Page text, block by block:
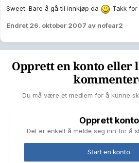
Sweet. Bare å gå til innkjøp da Takk
Endret 26. oktober 2007 av nofear2
Opprett en konto eller
Du må være et medlem for å kunne
Opprett konto
Det er enkelt å melde seg inn for å
Start en konto